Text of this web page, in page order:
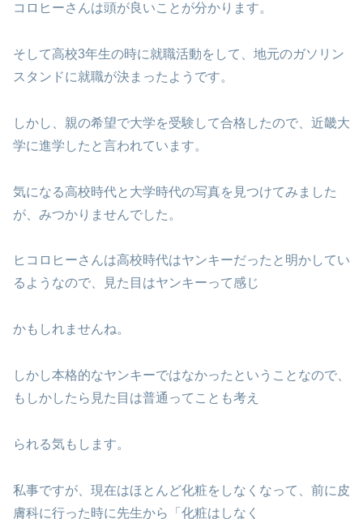
コロヒーさんは頭が良いことが分かります。
そして高校3年生の時に就職活動をして、地元のガソリン
スタンドに就職が決まったようです。
しかし、親の希望で大学を受験して合格したので、近畿大
学に進学したと言われています。
気になる高校時代と大学時代の写真を見つけてみました
が、みつかりませんでした。
ヒコロヒーさんは高校時代はヤンキーだったと明かしてい
るようなので、見た目はヤンキーって感じ
かもしれませんね。
しかし本格的なヤンキーではなかったということなので、
もしかしたら見た目は普通ってことも考え
られる気もします。
私事ですが、現在はほとんど化粧をしなくなって、前に皮
膚科に行った時に先生から「化粧はしなく